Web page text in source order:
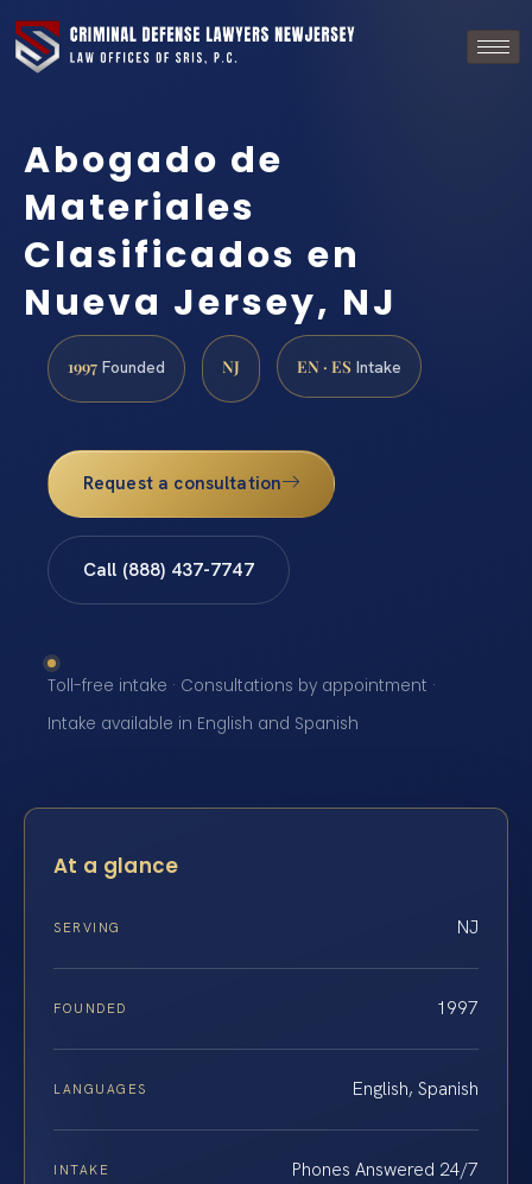
Abogado de
Materiales
Clasificados en
Nueva Jersey, NJ
1997 Founded NJ EN · ES Intake
Request a consultation
Call (888) 437-7747
Toll-free intake · Consultations by appointment ·
Intake available in English and Spanish
At a glance
SERVING NJ
FOUNDED 1997
LANGUAGES English, Spanish
INTAKE Phones Answered 24/7